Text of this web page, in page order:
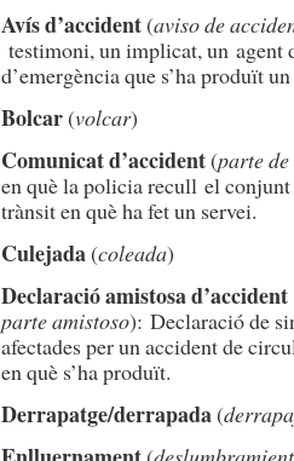
Avís d’accident(aviso de
testimoni, un implicat, un agent
d’emergència que s’ha produït
Bolcar(volcar)
Comunicat d’accident(parte
en què la policia recull el conjunt
trànsit en què ha fet un servei.
Culejada(coleada)
Declaració amistosa d’accident
parte amistoso): Declaració de
afectades per un accident de
en què s’ha produït.
Derrapatge/derrapada(